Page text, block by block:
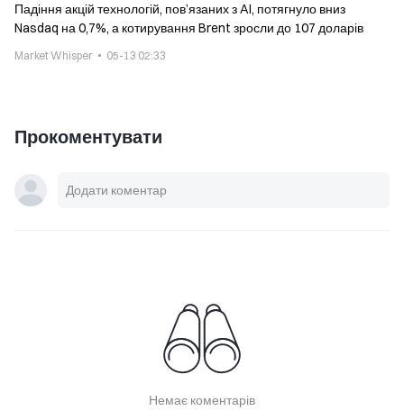
Падіння акцій технологій, пов’язаних з AI, потягнуло вниз
Nasdaq на 0,7%, а котирування Brent зросли до 107 доларів
Market Whisper 05-13 02:33
Прокоментувати
Немає коментарів